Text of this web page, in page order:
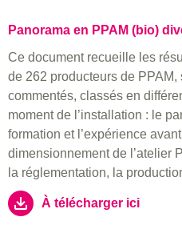
Panorama en PPAM (bio)
Ce document recueille les
de 262 producteurs de
commentés, classés en
moment de l’installation : le
formation et l’expérience
dimensionnement de l’atelier
la réglementation, la
À télécharger ici